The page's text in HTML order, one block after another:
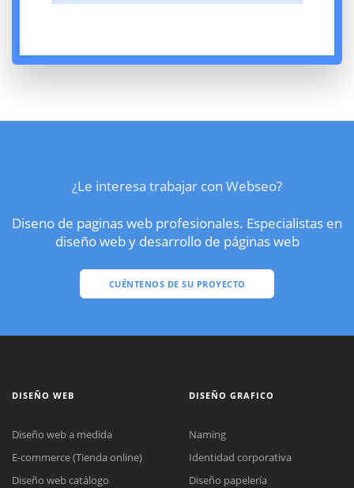
¿Le interesa trabajar con Webseo?
Diseno de paginas web profesionales. Especialistas en
diseño web y desarrollo de páginas web
CUÉNTENOS DE SU PROYECTO
DISEÑO WEB
Diseño web a medida
E-commerce (Tienda online)
Diseño web catálogo
DISEÑO GRAFICO
Naming
Identidad corporativa
Diseño papelería